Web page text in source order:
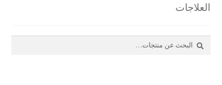
العلاجات
عن: